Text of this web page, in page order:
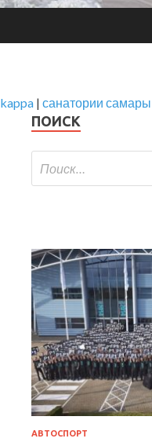
kappa | санатории самары
ПОИСК
АВТОСПОРТ